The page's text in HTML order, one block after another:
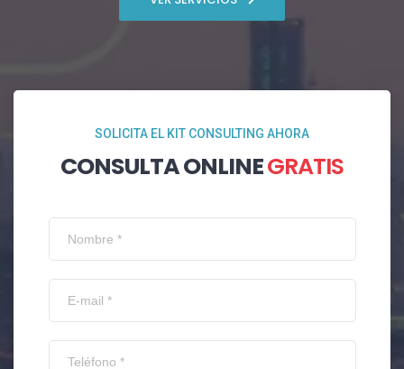
SOLICITA EL KIT CONSULTING AHORA
CONSULTA ONLINEGRATIS